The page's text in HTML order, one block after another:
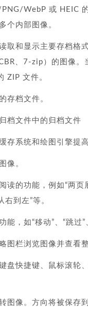
PNG/WebP 或 HEIC
个内部图像。
取和显示主要存档格
、7-zip）的图像。
ZIP 文件。
存档文件。
档文件中的归档文件
存系统和绘图引擎提
像。
读的功能，例如“两页
右到左”等。
能，如“移动”、“跳过”
图栏浏览图像并查看
盘快捷键、鼠标滚轮
图像。方向将被保存